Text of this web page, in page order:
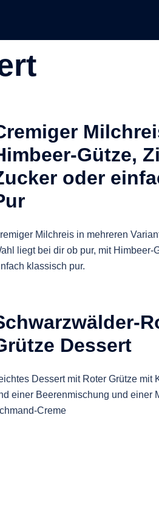
Gütze,
oder
Milchreis in mehreren
liegt bei dir ob pur, mit Himbeer-
klassisch pur.
Dessert
Dessert mit Roter Grütze mit
einer Beerenmischung und einer
Creme